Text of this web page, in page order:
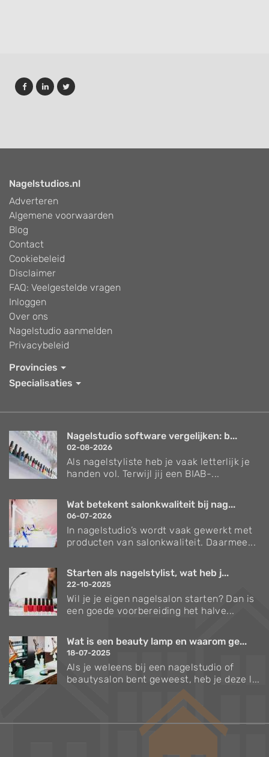
Nagelstudios.nl
Adverteren
Algemene voorwaarden
Blog
Contact
Cookiebeleid
Disclaimer
FAQ: Veelgestelde vragen
Inloggen
Over ons
Nagelstudio aanmelden
Privacybeleid
Provincies
Specialisaties
Nagelstudio software vergelijken: b...
02-08-2026
Als nagelstyliste heb je vaak letterlijk je
handen vol. Terwijl jij een BIAB-...
Wat betekent salonkwaliteit bij nag...
06-07-2026
In nagelstudio’s wordt vaak gewerkt met
producten van salonkwaliteit. Daarmee...
Starten als nagelstylist, wat heb j...
22-10-2025
Wil je je eigen nagelsalon starten? Dan is
een goede voorbereiding het halve...
Wat is een beauty lamp en waarom ge...
18-07-2025
Als je weleens bij een nagelstudio of
beautysalon bent geweest, heb je deze l...